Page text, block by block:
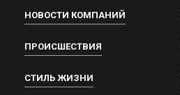
НОВОСТИ КОМПАНИЙ
ПРОИСШЕСТВИЯ
СТИЛЬ ЖИЗНИ